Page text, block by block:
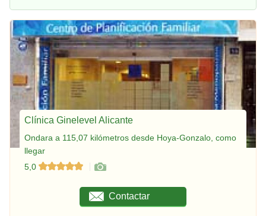
Clínica Ginelevel Alicante
Ondara a 115,07 kilómetros desde Hoya-Gonzalo, como
llegar
5,0
Contactar